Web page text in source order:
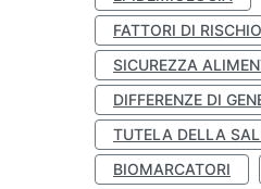
FATTORI DI RISCHIO
SICUREZZA
DIFFERENZE DI
TUTELA DELLA
BIOMARCATORI